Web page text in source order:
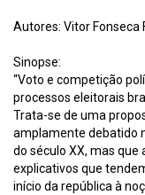
Autores: Vitor Fonseca
Sinopse:
“Voto e competição
processos eleitorais
Trata-se de uma
amplamente debatido
do século XX, mas
explicativos que
início da república à